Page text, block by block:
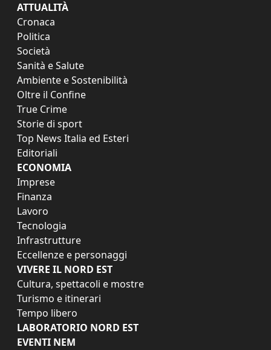
ATTUALITÀ
Cronaca
Politica
Società
Sanità e Salute
Ambiente e Sostenibilità
Oltre il Confine
True Crime
Storie di sport
Top News Italia ed Esteri
Editoriali
ECONOMIA
Imprese
Finanza
Lavoro
Tecnologia
Infrastrutture
Eccellenze e personaggi
VIVERE IL NORD EST
Cultura, spettacoli e mostre
Turismo e itinerari
Tempo libero
LABORATORIO NORD EST
EVENTI NEM